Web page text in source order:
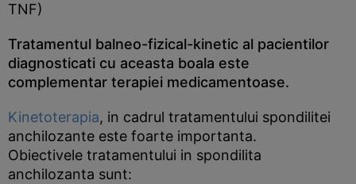
TNF)
Tratamentul balneo-fizical-kinetic al pacientilor
diagnosticati cu aceasta boala este
complementar terapiei medicamentoase.
Kinetoterapia, in cadrul tratamentului spondilitei
anchilozante este foarte importanta.
Obiectivele tratamentului in spondilita
anchilozanta sunt: